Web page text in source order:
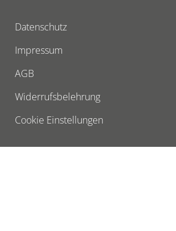
Datenschutz
Impressum
AGB
Widerrufsbelehrung
Cookie Einstellungen